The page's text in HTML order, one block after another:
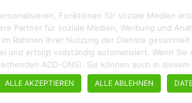
ROADTRIPS WANDERN STÄDTEBUMMEL
Funktionen für soziale Medien
Partner für soziale Medien, Werbung und
Rahmen Ihrer Nutzung der Dienste
erfolgt vollständig automatisiert. Wenn
ADD-ONS). Sie können auch in
ALLE AKZEPTIEREN ALLE ABLEHNEN